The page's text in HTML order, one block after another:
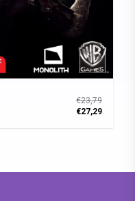
€23,79
€27,29